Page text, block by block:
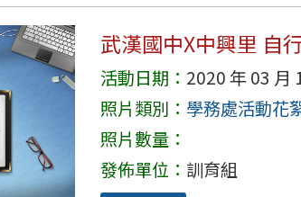
武漢國中X中興里 自
活動日期： 2020 年 03 月
照片類別： 學務處活動花
照片數量：
發佈單位： 訓育組